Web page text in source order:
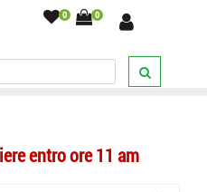
0 0
con disegni/Papillon blu
seda cravatta farfalla
entro ore 11 am